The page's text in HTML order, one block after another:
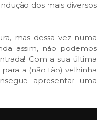
dos mais diversos
mas dessa vez numa
assim, não podemos
Com a sua última
a (não tão) velhinha
apresentar uma